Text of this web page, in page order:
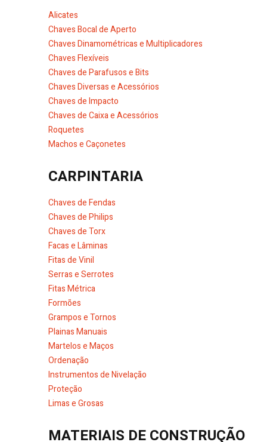
Alicates
Chaves Bocal de Aperto
Chaves Dinamométricas e Multiplicadores
Chaves Flexíveis
Chaves de Parafusos e Bits
Chaves Diversas e Acessórios
Chaves de Impacto
Chaves de Caixa e Acessórios
Roquetes
Machos e Caçonetes
CARPINTARIA
Chaves de Fendas
Chaves de Philips
Chaves de Torx
Facas e Lâminas
Fitas de Vinil
Serras e Serrotes
Fitas Métrica
Formões
Grampos e Tornos
Plainas Manuais
Martelos e Maços
Ordenação
Instrumentos de Nivelação
Proteção
Limas e Grosas
MATERIAIS DE CONSTRUÇÃO